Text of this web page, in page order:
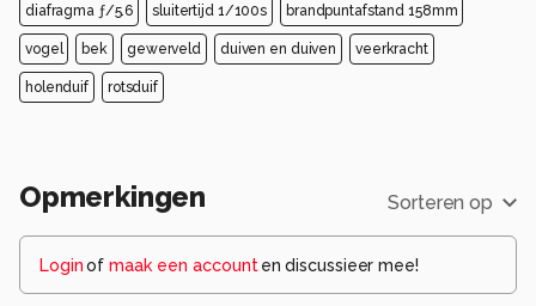
diafragma ƒ/5.6 sluitertijd 1/100s brandpuntafstand 158mm
vogel bek gewerveld duiven en duiven veerkracht
holenduif rotsduif
Opmerkingen Sorteren op
Loginof maak een account en discussieer mee!